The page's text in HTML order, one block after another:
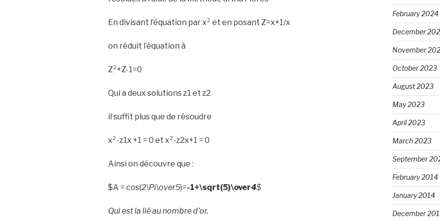
En divisant l’équation par x² et en posant Z=x+1/x
on réduit l’équation à
Z²+Z-1=0
Qui a deux solutions z1 et z2
il suffit plus que de résoudre
x²-z1x +1 = 0 et x²-z2x+1 = 0
Ainsi on découvre que :
$A = cos(2\Pi\over5)=-1+\sqrt(5)\over4$
Qui est la lié au nombre d’or.
February 2024
December
November
October 2023
August 2023
May 2023
April 2023
March 2023
September
February 2014
January 2014
December